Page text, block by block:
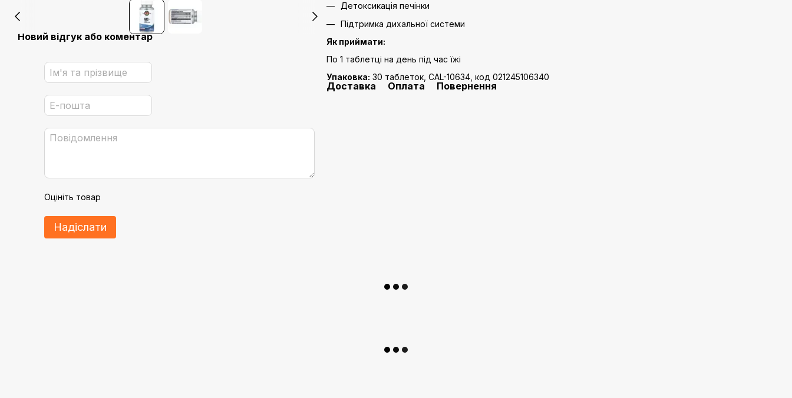
Новий відгук або коментар
Оцініть товар
Надіслати
Детоксикація печінки
Підтримка дихальної системи
Як приймати:
По 1 таблетці на день під час їжі
Упаковка: 30 таблеток, CAL-10634, код 021245106340
Доставка Оплата Повернення